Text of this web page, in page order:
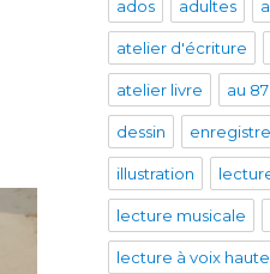
ados adultes
atelier d'écriture
atelier livre au 87
dessin
illustration
lecture musicale
lecture à voix haute